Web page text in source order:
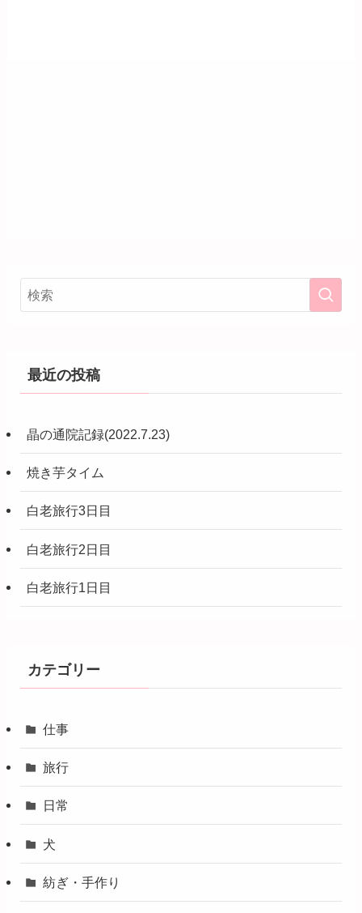
最近の投稿
晶の通院記録(2022.7.23)
焼き芋タイム
白老旅行3日目
白老旅行2日目
白老旅行1日目
カテゴリー
仕事
旅行
日常
犬
紡ぎ・手作り